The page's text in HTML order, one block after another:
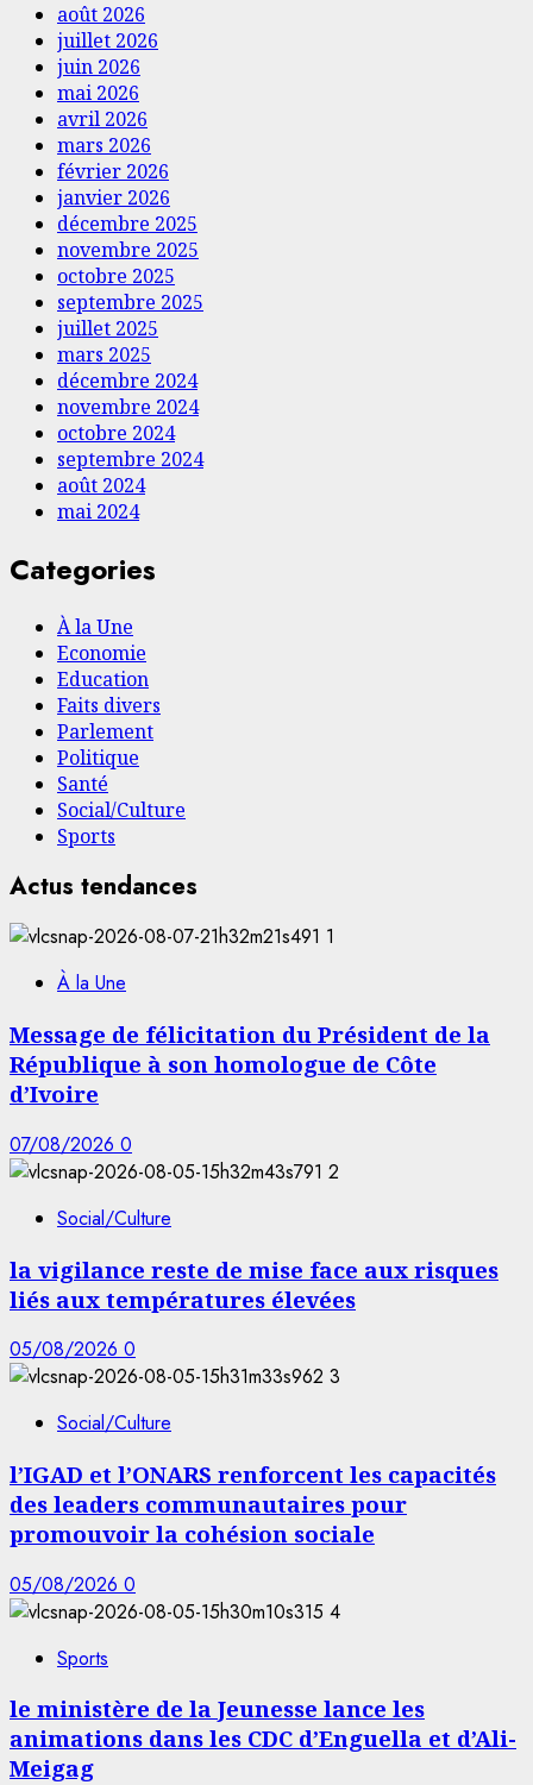
août 2026
juillet 2026
juin 2026
mai 2026
avril 2026
mars 2026
février 2026
janvier 2026
décembre 2025
novembre 2025
octobre 2025
septembre 2025
juillet 2025
mars 2025
décembre 2024
novembre 2024
octobre 2024
septembre 2024
août 2024
mai 2024
Categories
À la Une
Economie
Education
Faits divers
Parlement
Politique
Santé
Social/Culture
Sports
Actus tendances
1
À la Une
Message de félicitation du Président de la
République à son homologue de Côte
d’Ivoire
07/08/2026 0
2
Social/Culture
la vigilance reste de mise face aux risques
liés aux températures élevées
05/08/2026 0
3
Social/Culture
l’IGAD et l’ONARS renforcent les capacités
des leaders communautaires pour
promouvoir la cohésion sociale
05/08/2026 0
4
Sports
le ministère de la Jeunesse lance les
animations dans les CDC d’Enguella et d’Ali-
Meigag